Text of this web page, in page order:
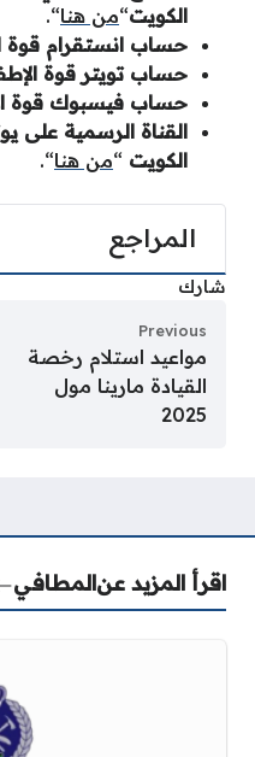
الكويت“من هنا“.
حساب انستقرام قوة
حساب تويتر قوة
حساب فيسبوك قوة
القناة الرسمية على
الكويت “من هنا“.
المراجع
شارك
Previous
مواعيد استلام رخصة
القيادة مارينا مول
2025
اقرأ المزيد عنالمطافي